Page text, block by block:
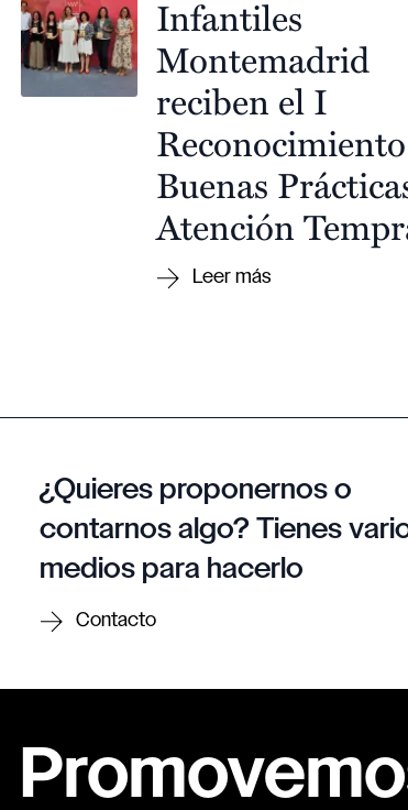
Infantiles
Montemadrid
reciben el I
Buenas
Atención
¿Quieres proponernos o
contarnos algo? Tienes
medios para hacerlo
Contacto